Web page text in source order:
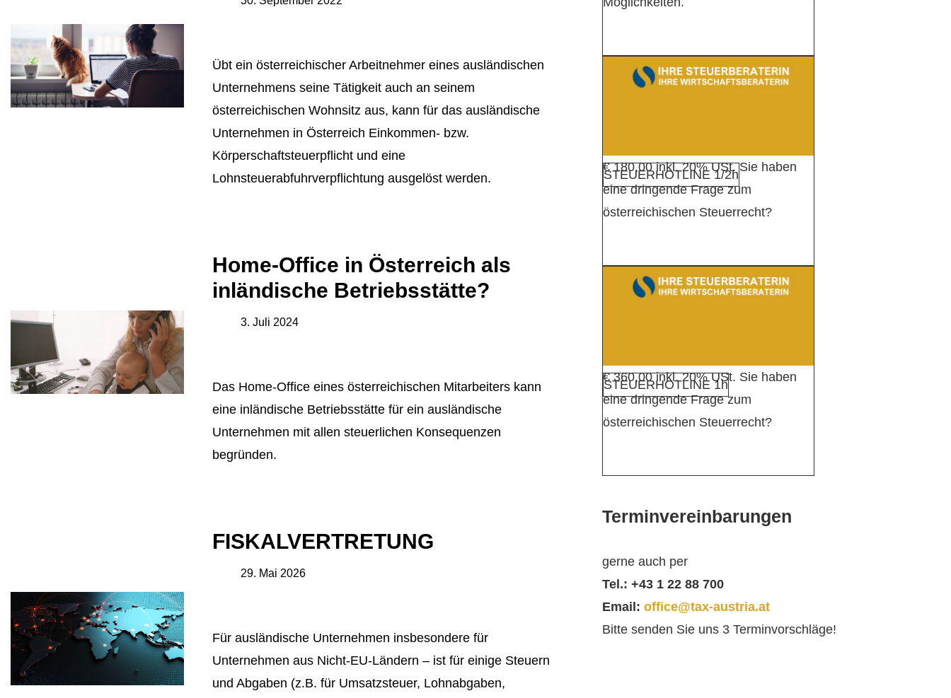
Übt ein österreichischer Arbeitnehmer eines ausländischen
Unternehmens seine Tätigkeit auch an seinem
österreichischen Wohnsitz aus, kann für das ausländische
Unternehmen in Österreich Einkommen- bzw.
Körperschaftsteuerpflicht und eine
Lohnsteuerabfuhrverpflichtung ausgelöst werden.
Home-Office in Österreich als
inländische Betriebsstätte?
3. Juli 2024
Das Home-Office eines österreichischen Mitarbeiters kann
eine inländische Betriebsstätte für ein ausländische
Unternehmen mit allen steuerlichen Konsequenzen
begründen.
FISKALVERTRETUNG
29. Mai 2026
Für ausländische Unternehmen insbesondere für
Unternehmen aus Nicht-EU-Ländern – ist für einige Steuern
und Abgaben (z.B. für Umsatzsteuer, Lohnabgaben,
STEUERHOTLINE 1/2h
€ 180,00 inkl. 20% USt. Sie haben
eine dringende Frage zum
österreichischen Steuerrecht?
STEUERHOTLINE 1h
€ 360,00 inkl. 20% USt. Sie haben
eine dringende Frage zum
österreichischen Steuerrecht?
Terminvereinbarungen
gerne auch per
Tel.: +43 1 22 88 700
Email:office@tax-austria.at
Bitte senden Sie uns 3 Terminvorschläge!